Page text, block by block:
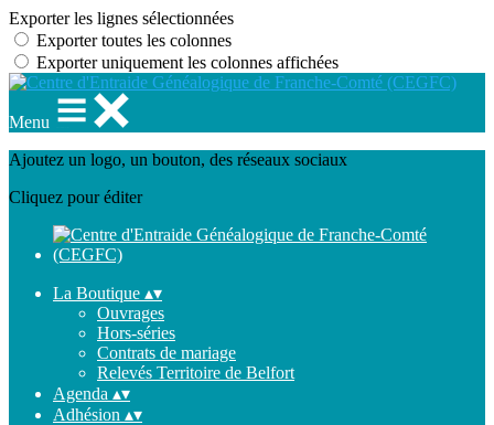
Exporter les lignes sélectionnées
Exporter toutes les colonnes
Exporter uniquement les colonnes affichées
Menu
Ajoutez un logo, un bouton, des réseaux sociaux
Cliquez pour éditer
La Boutique ▴▾
Ouvrages
Hors-séries
Contrats de mariage
Relevés Territoire de Belfort
Agenda ▴▾
Adhésion ▴▾